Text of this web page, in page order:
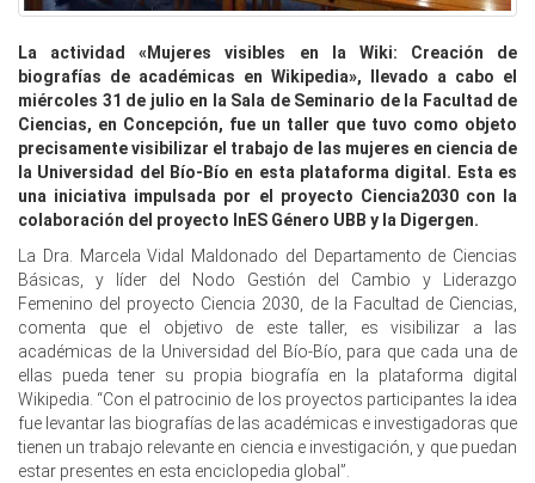
La actividad«Mujeres visibles en la Wiki: Creación de
biografías de académicas en Wikipedia», llevado a cabo el
miércoles 31 de julio en la Sala de Seminario de la Facultad de
Ciencias, en Concepción, fue un taller que tuvo como objeto
precisamente visibilizar el trabajo de las mujeres en ciencia de
la Universidad del Bío-Bío en esta plataforma digital. Esta es
una iniciativa impulsada por el proyecto Ciencia2030 con la
colaboración del proyecto InES Género UBB y la Digergen.
La Dra. Marcela Vidal Maldonado del Departamento de Ciencias
Básicas, y líder del Nodo Gestión del Cambio y Liderazgo
Femenino del proyecto Ciencia 2030, de la Facultad de Ciencias,
comenta que el objetivo de este taller, es visibilizar a las
académicas de la Universidad del Bío-Bío, para que cada una de
ellas pueda tener su propia biografía en la plataforma digital
Wikipedia. “Con el patrocinio de los proyectos participantes la idea
fue levantar las biografías de las académicas e investigadoras que
tienen un trabajo relevante en ciencia e investigación, y que puedan
estar presentes en esta enciclopedia global”.